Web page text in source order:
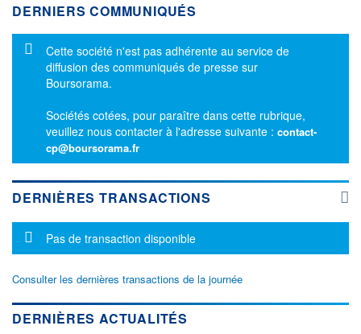
DERNIERS COMMUNIQUÉS
Message d'information
Cette société n'est pas adhérente au service de
diffusion des communiqués de presse sur
Boursorama.
Sociétés cotées, pour paraître dans cette rubrique,
veuillez nous contacter à l'adresse suivante : contact-
cp@boursorama.fr
DERNIÈRES TRANSACTIONS
Message d'information
Pas de transaction disponible
Consulter les dernières transactions de la journée
DERNIÈRES ACTUALITÉS